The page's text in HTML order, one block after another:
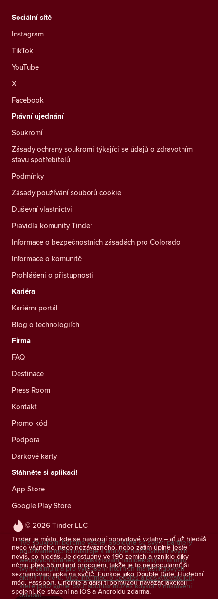
© 2026 Tinder LLC
Tinder je místo, kde se navazují opravdové vztahy – ať už hledáš
něco vážného, něco nezávazného, nebo zatím úplně ještě
nevíš, co hledáš. Je dostupný ve 190 zemích a vzniklo díky
němu přes 55 miliard propojení, takže je to nejpopulárnější
seznamovací apka na světě. Funkce jako Double Date, Hudební
mód, Passport, Chemie a další ti pomůžou navázat jakékoli
spojení. Ke stažení na iOS a Androidu zdarma.
Sociální sítě
Instagram
TikTok
YouTube
X
Facebook
Právní ujednání
Soukromí
Zásady ochrany soukromí týkající se údajů o zdravotním
stavu spotřebitelů
Podmínky
Zásady používání souborů cookie
Duševní vlastnictví
Pravidla komunity Tinder
Informace o bezpečnostních zásadách pro Colorado
Informace o komunitě
Prohlášení o přístupnosti
Kariéra
Kariérní portál
Blog o technologiích
Firma
FAQ
Destinace
Press Room
Kontakt
Promo kód
Podpora
Dárkové karty
Stáhněte si aplikaci!
App Store
Google Play Store
Tvé soukromí bereme vážně. Společně se svými partnery
používáme měřicí nástroje k analýze návštěvnosti svých
webových stránek, k poskytování nabídek šitým na míru
tvým zájmům a pro vylepšení interních marketingových
aktivit Tinderu. Více informací o cookies a poskytovatelích,
které používáme. Svůj souhlas můžeš kdykoli v nastavení
odvolat.